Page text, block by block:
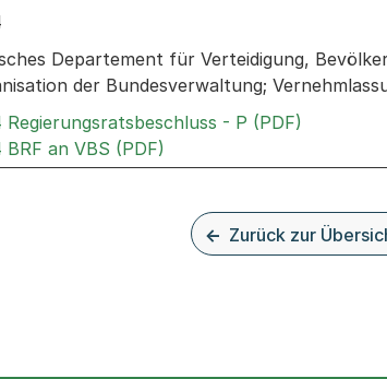
Informationen zu den Sitzungen zum
Departement für Verteidigung,
der Bundesverwaltung;
Regierungsratsbeschluss - P (PDF)
BRF an VBS (PDF)
Zurück zur